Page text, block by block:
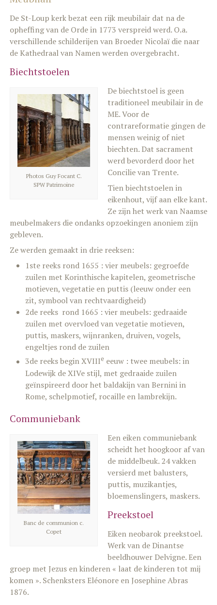
De St-Loup kerk bezat een rijk meubilair dat na de
opheffing van de Orde in 1773 verspreid werd. O.a.
verschillende schilderijen van Broeder Nicolaï die naar
de Kathedraal van Namen werden overgebracht.
Biechtstoelen
Photos Guy Focant C.
SPW Patrimoine
De biechtstoel is geen
traditioneel meubilair in de
ME. Voor de
contrareformatie gingen de
mensen weinig of niet
biechten. Dat sacrament
werd bevorderd door het
Concilie van Trente.
Tien biechtstoelen in
eikenhout, vijf aan elke kant.
Ze zijn het werk van Naamse
meubelmakers die ondanks opzoekingen anoniem zijn
gebleven.
Ze werden gemaakt in drie reeksen:
1ste reeks rond 1655 : vier meubels: gegroefde
zuilen met Korinthische kapitelen, geometrische
motieven, vegetatie en puttis (leeuw onder een
zit, symbool van rechtvaardigheid)
2de reeks rond 1665 : vier meubels: gedraaide
zuilen met overvloed van vegetatie motieven,
puttis, maskers, wijnranken, druiven, vogels,
engeltjes rond de zuilen
3de reeks begin XVIIIe eeuw : twee meubels: in
Lodewijk de XIVe stijl, met gedraaide zuilen
geïnspireerd door het baldakijn van Bernini in
Rome, schelpmotief, rocaille en lambrekijn.
Communiebank
Banc de communion c.
Copet
Een eiken communiebank
scheidt het hoogkoor af van
de middelbeuk. 24 vakken
versierd met balusters,
puttis, muzikantjes,
bloemenslingers, maskers.
Preekstoel
Eiken neobarok preekstoel.
Werk van de Dinantse
beeldhouwer Delvigne. Een
groep met Jezus en kinderen « laat de kinderen tot mij
komen ». Schenksters Eléonore en Josephine Abras
1876.